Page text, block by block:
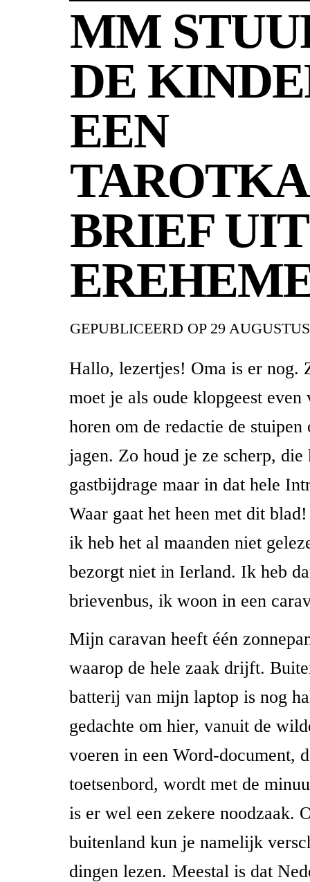
MM
DE
EEN
BRIEF
GEPUBLICEERD OP 29
Hallo, lezertjes! Oma is er nog.
moet je als oude klopgeest even
horen om de redactie de
jagen. Zo houd je ze scherp, die
gastbijdrage maar in dat hele
Waar gaat het heen met dit
ik heb het al maanden niet
bezorgt niet in Ierland. Ik heb
brievenbus, ik woon in een
Mijn caravan heeft één
waarop de hele zaak drijft.
batterij van mijn laptop is nog
gedachte om hier, vanuit de
voeren in een Word-document,
toetsenbord, wordt met de
is er wel een zekere noodzaak.
buitenland kun je namelijk
dingen lezen. Meestal is dat